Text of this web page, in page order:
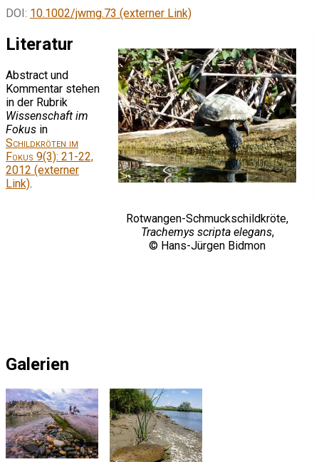
DOI: 10.1002/jwmg.73 (externer Link)
Rotwangen-Schmuckschildkröte,
Trachemys scripta elegans,
© Hans-Jürgen Bidmon
Literatur
Abstract und
Kommentar stehen
in der Rubrik
Wissenschaft im
Fokus in
Schildkröten im
Fokus 9(3): 21-22,
2012 (externer
Link).
Galerien